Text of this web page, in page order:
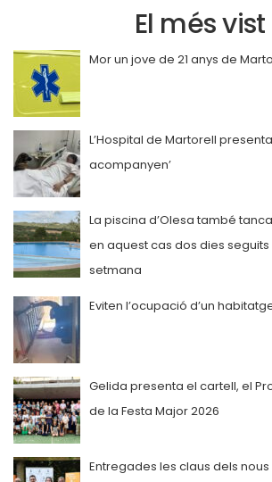
El més vist
Mor un jove de 21 anys de
L’Hospital de Martorell
acompanyen’
La piscina d’Olesa també
en aquest cas dos dies
setmana
Eviten l’ocupació d’un
Gelida presenta el cartell, el
de la Festa Major 2026
Entregades les claus dels